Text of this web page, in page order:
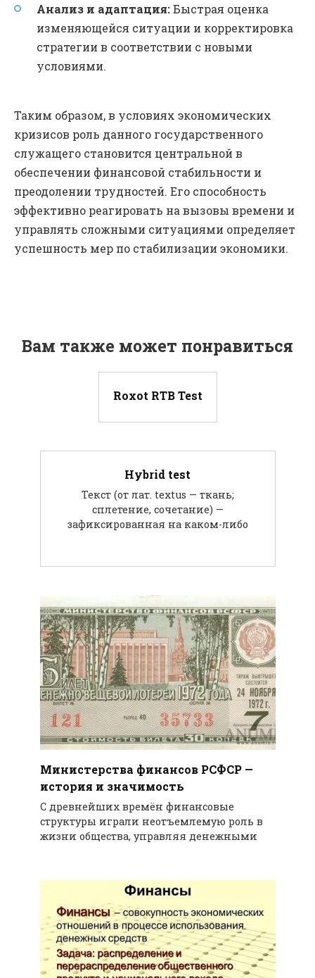
Анализ и адаптация:Быстрая оценка
изменяющейся ситуации и корректировка
стратегии в соответствии с новыми
условиями.
Таким образом, в условиях экономических
кризисов роль данного государственного
служащего становится центральной в
обеспечении финансовой стабильности и
преодолении трудностей. Его способность
эффективно реагировать на вызовы времени и
управлять сложными ситуациями определяет
успешность мер по стабилизации экономики.
Вам также может понравиться
Roxot RTB Test
Hybrid test
Текст (от лат. textus — ткань;
сплетение, сочетание) —
зафиксированная на каком-либо
Министерства финансов РСФСР —
история и значимость
С древнейших времён финансовые
структуры играли неотъемлемую роль в
жизни общества, управляя денежными